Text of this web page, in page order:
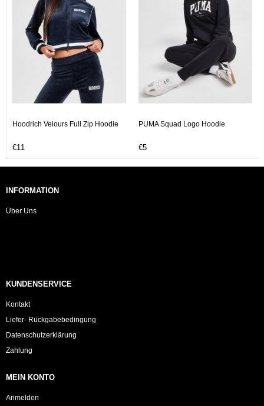
Hoodrich Velours Full Zip Hoodie
€11
PUMA Squad Logo Hoodie
€5
INFORMATION
Über Uns
KUNDENSERVICE
Kontakt
Liefer- Rückgabebedingung
Datenschutzerklärung
Zahlung
MEIN KONTO
Anmelden